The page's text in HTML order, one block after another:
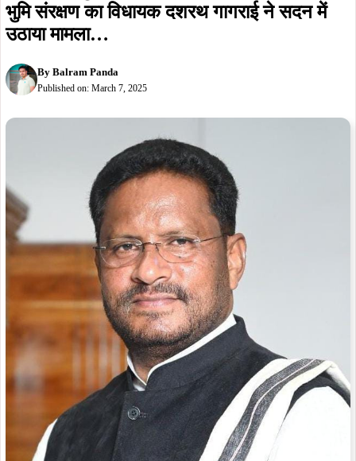
खरसावां : खुंटपानी के बडाचीरु अस्पताल और जिला
भुमि संरक्षण का विधायक दशरथ गागराई ने सदन में
उठाया मामला…
Balram Panda
Published on: March 7, 2025